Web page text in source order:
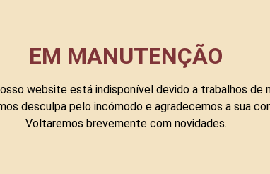
EM MANUTENÇÃO
website está indisponível devido a trabalhos de
desculpa pelo incómodo e agradecemos a sua
Voltaremos brevemente com novidades.